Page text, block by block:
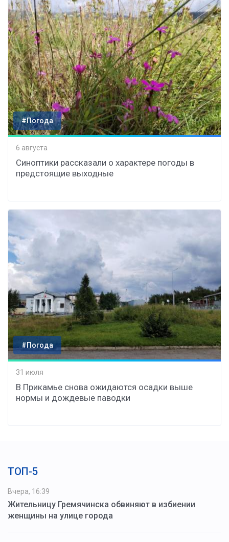
#Погода
6 августа
Синоптики рассказали о характере погоды в
предстоящие выходные
#Погода
31 июля
В Прикамье снова ожидаются осадки выше
нормы и дождевые паводки
ТОП-5
Вчера, 16:39
Жительницу Гремячинска обвиняют в избиении
женщины на улице города